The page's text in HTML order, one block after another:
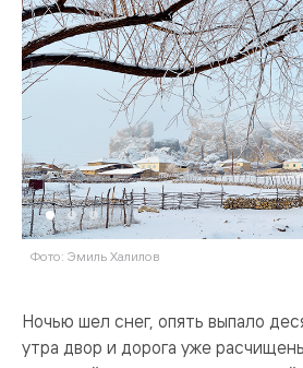
Фото: Эмиль Халилов
Ночью шел снег, опять выпало
утра двор и дорога уже